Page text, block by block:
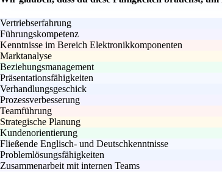
Vertriebserfahrung
Führungskompetenz
Kenntnisse im Bereich Elektronikkomponenten
Marktanalyse
Beziehungsmanagement
Präsentationsfähigkeiten
Verhandlungsgeschick
Prozessverbesserung
Teamführung
Strategische Planung
Kundenorientierung
Fließende Englisch- und Deutschkenntnisse
Problemlösungsfähigkeiten
Zusammenarbeit mit internen Teams